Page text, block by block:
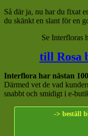
Så där ja, nu har du fixat
du skänkt en slant för en
Se Interfloras
till Rosa
Interflora har nästan
Därmed vet de vad
snabbt och smidigt i e-
-> beställ